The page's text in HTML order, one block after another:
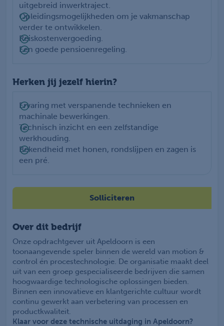
uitgebreid inwerktraject.
Opleidingsmogelijkheden om je vakmanschap
verder te ontwikkelen.
Reiskostenvergoeding.
Een goede pensioenregeling.
Herken jij jezelf hierin?
Ervaring met verspanende technieken en
machinale bewerkingen.
Technisch inzicht en een zelfstandige
werkhouding.
Bekendheid met honen, rondslijpen en zagen is
een pré.
Solliciteren
Over dit bedrijf
Onze opdrachtgever uit Apeldoorn is een
toonaangevende speler binnen de wereld van motion &
control én procestechnologie. De organisatie maakt deel
uit van een groep gespecialiseerde bedrijven die samen
hoogwaardige technologische oplossingen bieden.
Binnen een innovatieve en klantgerichte cultuur wordt
continu gewerkt aan verbetering van processen en
productkwaliteit.
Klaar voor deze technische uitdaging in Apeldoorn?